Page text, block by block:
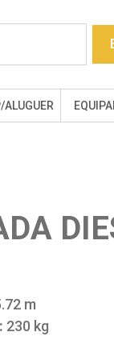
ALUGUER
m
230 kg